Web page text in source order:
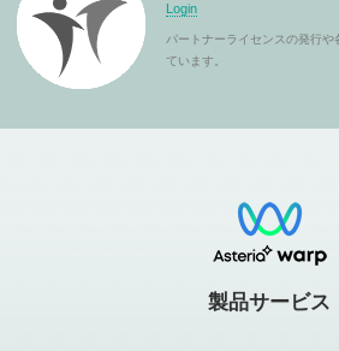
Login
パートナーライセンスの発行や
ています。
製品サービス